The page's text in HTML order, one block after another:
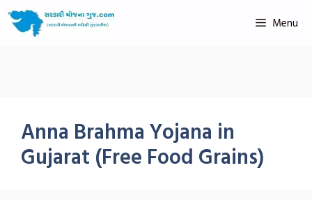
Menu
Anna Brahma Yojana in
Gujarat (Free Food Grains)